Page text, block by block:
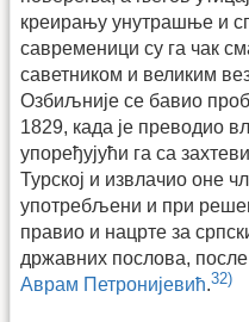
креирању унутрашње и
савременици су га чак
саветником и великим
Озбиљније се бавио
1829, када је преводио
упоређујући га са
Турској и извлачио оне
употребљени и при
правио и нацрте за
државних послова,
Аврам Петронијевић.32)